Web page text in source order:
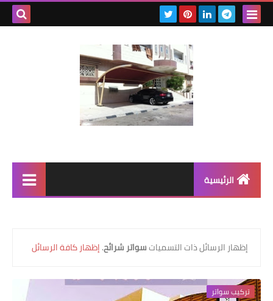
الرئيسية
رابط فرعي
‏إظهار الرسائل ذات التسمياتسواتر شرائح.إظهار كافة الرسائل
تركيب سواتر